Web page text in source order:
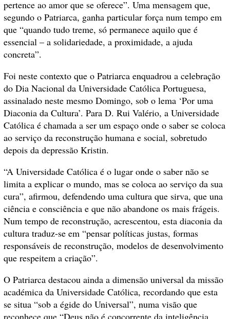
pertence ao amor que se oferece”. Uma mensagem que,
segundo o Patriarca, ganha particular força num tempo em
que “quando tudo treme, só permanece aquilo que é
essencial – a solidariedade, a proximidade, a ajuda
concreta”.
Foi neste contexto que o Patriarca enquadrou a celebração
do Dia Nacional da Universidade Católica Portuguesa,
assinalado neste mesmo Domingo, sob o lema ‘Por uma
Diaconia da Cultura’. Para D. Rui Valério, a Universidade
Católica é chamada a ser um espaço onde o saber se coloca
ao serviço da reconstrução humana e social, sobretudo
depois da depressão Kristin.
“A Universidade Católica é o lugar onde o saber não se
limita a explicar o mundo, mas se coloca ao serviço da sua
cura”, afirmou, defendendo uma cultura que sirva, que una
ciência e consciência e que não abandone os mais frágeis.
Num tempo de reconstrução, acrescentou, esta diaconia da
cultura traduz-se em “pensar políticas justas, formas
responsáveis de reconstrução, modelos de desenvolvimento
que respeitem a criação”.
O Patriarca destacou ainda a dimensão universal da missão
académica da Universidade Católica, recordando que esta
se situa “sob a égide do Universal”, numa visão que
reconhece que “Deus não é concorrente da inteligência,